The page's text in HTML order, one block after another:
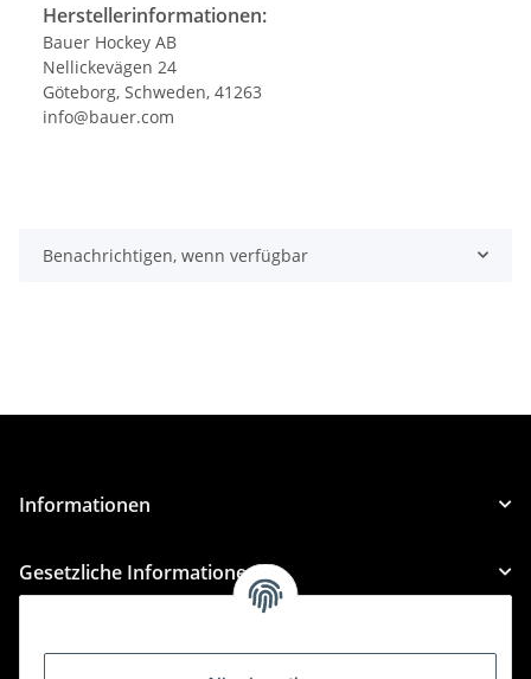
Herstellerinformationen:
Bauer Hockey AB
Nellickevägen 24
Göteborg, Schweden, 41263
info@bauer.com
Benachrichtigen, wenn verfügbar
Informationen
Gesetzliche Informationen